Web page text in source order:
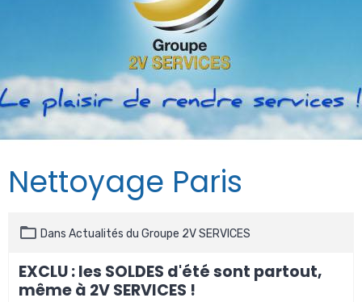
Nettoyage Paris
Dans Actualités du Groupe 2V SERVICES
EXCLU : les SOLDES d'été sont partout,
même à 2V SERVICES !